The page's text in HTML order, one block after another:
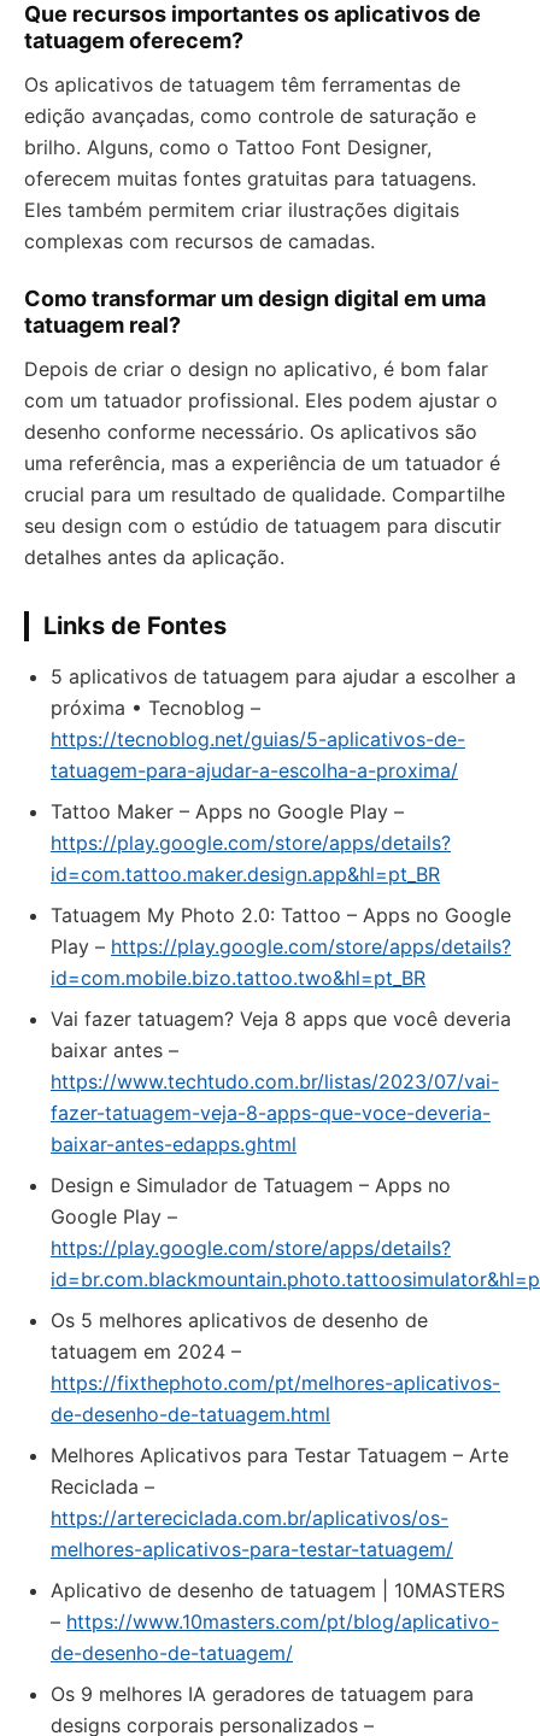
Que recursos importantes os aplicativos de
tatuagem oferecem?
Os aplicativos de tatuagem têm ferramentas de
edição avançadas, como controle de saturação e
brilho. Alguns, como o Tattoo Font Designer,
oferecem muitas fontes gratuitas para tatuagens.
Eles também permitem criar ilustrações digitais
complexas com recursos de camadas.
Como transformar um design digital em uma
tatuagem real?
Depois de criar o design no aplicativo, é bom falar
com um tatuador profissional. Eles podem ajustar o
desenho conforme necessário. Os aplicativos são
uma referência, mas a experiência de um tatuador é
crucial para um resultado de qualidade. Compartilhe
seu design com o estúdio de tatuagem para discutir
detalhes antes da aplicação.
Links de Fontes
5 aplicativos de tatuagem para ajudar a escolher a
próxima • Tecnoblog –
https://tecnoblog.net/guias/5-aplicativos-de-
tatuagem-para-ajudar-a-escolha-a-proxima/
Tattoo Maker – Apps no Google Play –
https://play.google.com/store/apps/details?
id=com.tattoo.maker.design.app&hl=pt_BR
Tatuagem My Photo 2.0: Tattoo – Apps no Google
Play – https://play.google.com/store/apps/details?
id=com.mobile.bizo.tattoo.two&hl=pt_BR
Vai fazer tatuagem? Veja 8 apps que você deveria
baixar antes –
https://www.techtudo.com.br/listas/2023/07/vai-
fazer-tatuagem-veja-8-apps-que-voce-deveria-
baixar-antes-edapps.ghtml
Design e Simulador de Tatuagem – Apps no
Google Play –
https://play.google.com/store/apps/details?
Os 5 melhores aplicativos de desenho de
tatuagem em 2024 –
https://fixthephoto.com/pt/melhores-aplicativos-
de-desenho-de-tatuagem.html
Melhores Aplicativos para Testar Tatuagem – Arte
Reciclada –
https://artereciclada.com.br/aplicativos/os-
melhores-aplicativos-para-testar-tatuagem/
Aplicativo de desenho de tatuagem | 10MASTERS
– https://www.10masters.com/pt/blog/aplicativo-
de-desenho-de-tatuagem/
Os 9 melhores IA geradores de tatuagem para
designs corporais personalizados –